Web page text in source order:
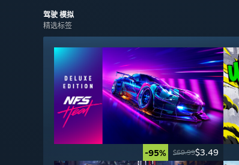
驾驶 模拟
精选标签
-95% $69.99$3.49